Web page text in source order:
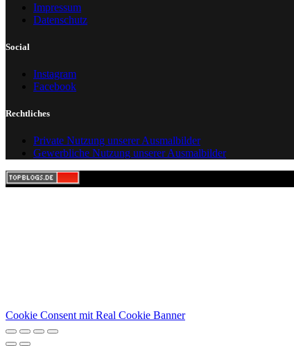
Impressum
Datenschutz
Social
Instagram
Facebook
Rechtliches
Private Nutzung unserer Ausmalbilder
Gewerbliche Nutzung unserer Ausmalbilder
Cookie Consent mit Real Cookie Banner